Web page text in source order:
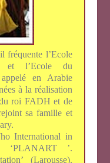
fréquente l’Ecole
et l’Ecole du
en Arabie
à la réalisation
roi FADH et de
sa famille et
International in
‘PLANART ’.
(Larousse).